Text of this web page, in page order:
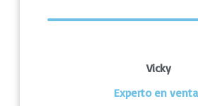
Vicky
Experto en